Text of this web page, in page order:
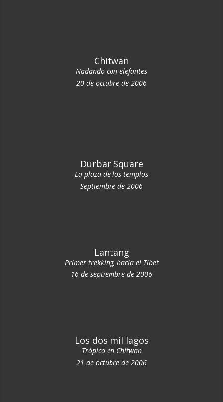
Chitwan
Nadando con elefantes
20 de octubre de 2006
Durbar Square
La plaza de los templos
Septiembre de 2006
Lantang
Primer trekking, hacia el Tíbet
16 de septiembre de 2006
Los dos mil lagos
Trópico en Chitwan
21 de octubre de 2006